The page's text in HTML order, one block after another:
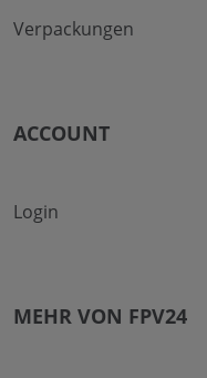
Verpackungen
ACCOUNT
Login
MEHR VON FPV24